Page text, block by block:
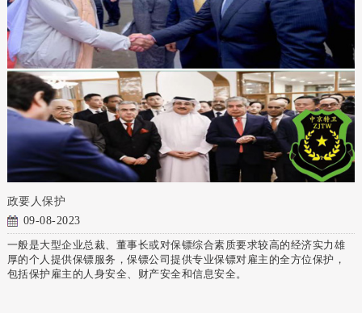
政要人保护
09-08-2023
一般是大型企业总裁、董事长或对保镖综合素质要求较高的经济实力雄
厚的个人提供保镖服务，保镖公司提供专业保镖对雇主的全方位保护，
包括保护雇主的人身安全、财产安全和信息安全。